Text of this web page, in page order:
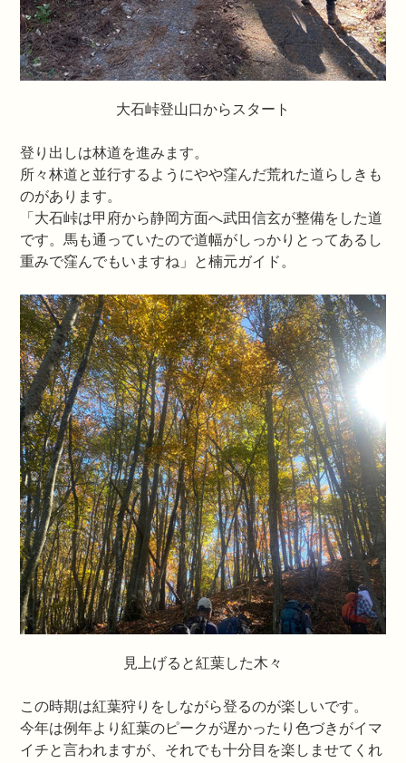
大石峠登山口からスタート
登り出しは林道を進みます。
所々林道と並行するようにやや窪んだ荒れた道らしきも
のがあります。
「大石峠は甲府から静岡方面へ武田信玄が整備をした道
です。馬も通っていたので道幅がしっかりとってあるし
重みで窪んでもいますね」と楠元ガイド。
見上げると紅葉した木々
この時期は紅葉狩りをしながら登るのが楽しいです。
今年は例年より紅葉のピークが遅かったり色づきがイマ
イチと言われますが、それでも十分目を楽しませてくれ